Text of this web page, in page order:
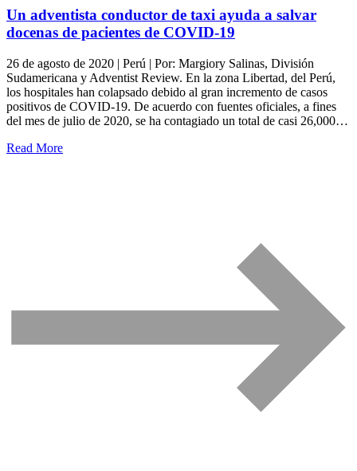
Un adventista conductor de taxi ayuda a salvar
docenas de pacientes de COVID-19
26 de agosto de 2020 | Perú | Por: Margiory Salinas, División
Sudamericana y Adventist Review. En la zona Libertad, del Perú,
los hospitales han colapsado debido al gran incremento de casos
positivos de COVID-19. De acuerdo con fuentes oficiales, a fines
del mes de julio de 2020, se ha contagiado un total de casi 26,000…
Read More